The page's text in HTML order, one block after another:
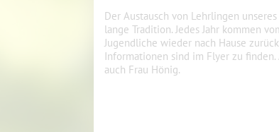
Der Austausch von Lehrlingen
lange Tradition. Jedes Jahr kommen
Jugendliche wieder nach Hause
Informationen sind im Flyer zu
auch Frau Hönig.